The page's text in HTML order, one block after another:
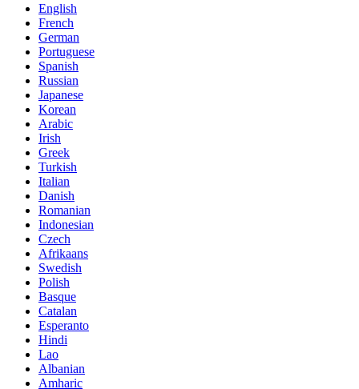
English
French
German
Portuguese
Spanish
Russian
Japanese
Korean
Arabic
Irish
Greek
Turkish
Italian
Danish
Romanian
Indonesian
Czech
Afrikaans
Swedish
Polish
Basque
Catalan
Esperanto
Hindi
Lao
Albanian
Amharic